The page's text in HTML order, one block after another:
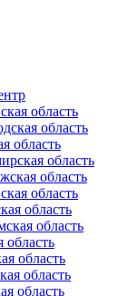
область
область
область
область
область
область
область
область
область
область
область
область